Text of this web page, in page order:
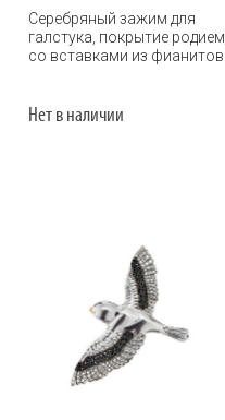
Серебряный зажим для
галстука, покрытие родием,
со вставками из фианитов
Нет в наличии